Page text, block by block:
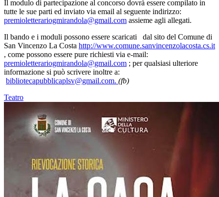
Il modulo di partecipazione al concorso dovrà essere compilato in
tutte le sue parti ed inviato via email al seguente indirizzo:
premioletterariogmirandola@gmail.com assieme agli allegati.
Il bando e i moduli possono essere scaricati dal sito del Comune di
San Vincenzo La Costa http://www.comune.sanvincenzolacosta.cs.it
, come possono essere pure richiesti via e-mail:
premioletterariogmirandola@gmail.com ; per qualsiasi ulteriore
informazione si può scrivere inoltre a:
bibliotecapubblicaplsv@gmail.com. (fb)
Teatro